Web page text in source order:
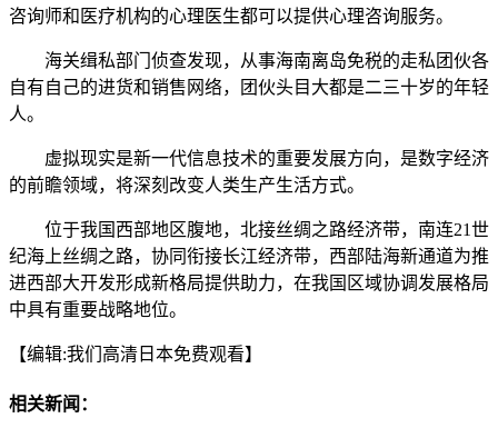
咨询师和医疗机构的心理医生都可以提供心理咨询服务。
海关缉私部门侦查发现，从事海南离岛免税的走私团伙各
自有自己的进货和销售网络，团伙头目大都是二三十岁的年轻
人。
虚拟现实是新一代信息技术的重要发展方向，是数字经济
的前瞻领域，将深刻改变人类生产生活方式。
位于我国西部地区腹地，北接丝绸之路经济带，南连21世
纪海上丝绸之路，协同衔接长江经济带，西部陆海新通道为推
进西部大开发形成新格局提供助力，在我国区域协调发展格局
中具有重要战略地位。
【编辑:我们高清日本免费观看】
相关新闻：